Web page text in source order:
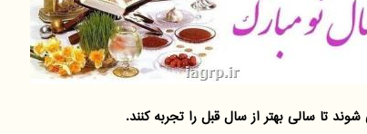
تا سالی بهتر از سال قبل را تجربه کنند.